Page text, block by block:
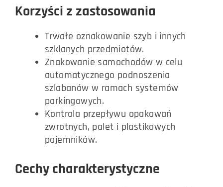
Korzyści z zastosowania
Trwałe oznakowanie szyb i innych
szklanych przedmiotów.
Znakowanie samochodów w celu
automatycznego podnoszenia
szlabanów w ramach systemów
parkingowych.
Kontrola przepływu opakowań
zwrotnych, palet i plastikowych
pojemników.
Cechy charakterystyczne